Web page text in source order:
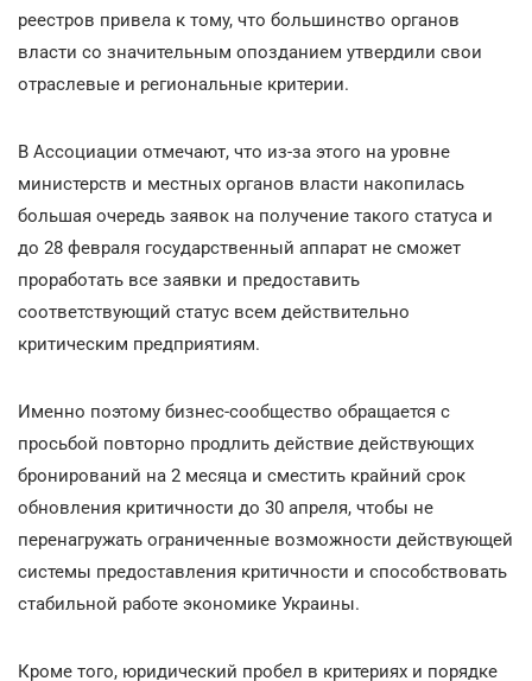
реестров привела к тому, что большинство органов
власти со значительным опозданием утвердили свои
отраслевые и региональные критерии.
В Ассоциации отмечают, что из-за этого на уровне
министерств и местных органов власти накопилась
большая очередь заявок на получение такого статуса и
до 28 февраля государственный аппарат не сможет
проработать все заявки и предоставить
соответствующий статус всем действительно
критическим предприятиям.
Именно поэтому бизнес-сообщество обращается с
просьбой повторно продлить действие действующих
бронирований на 2 месяца и сместить крайний срок
обновления критичности до 30 апреля, чтобы не
перенагружать ограниченные возможности действующей
системы предоставления критичности и способствовать
стабильной работе экономике Украины.
Кроме того, юридический пробел в критериях и порядке